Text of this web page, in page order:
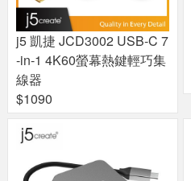
j5 凱捷 JCD3002 USB-C 7
-in-1 4K60螢幕熱鍵輕巧集
線器
$1090